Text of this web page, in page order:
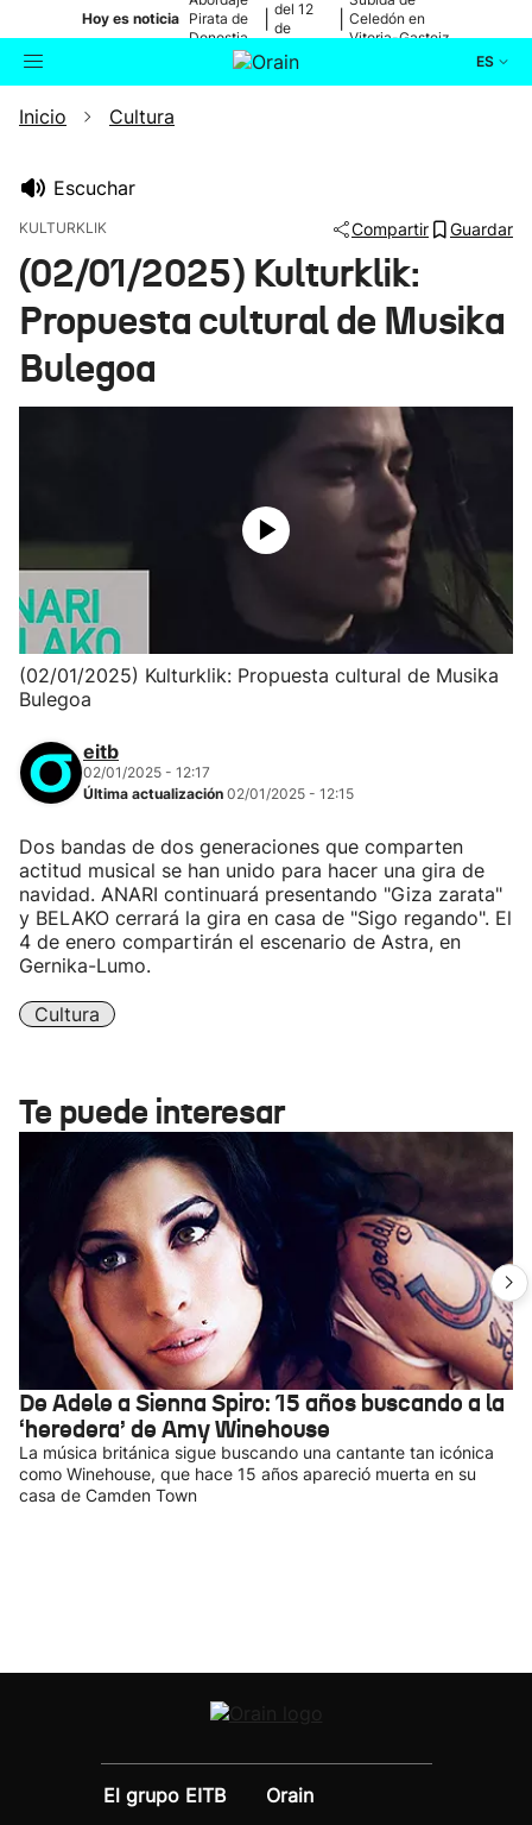
Hoy es noticia Pirata de
Donostia
del 12
de
Celedón en
Vitoria-Gasteiz
ES
Buscador
Ikusmiran
Inicio Cultura
Escuchar
KULTURKLIK Compartir Guardar
(02/01/2025) Kulturklik:
Propuesta cultural de Musika
Bulegoa
(02/01/2025) Kulturklik: Propuesta cultural de Musika
Bulegoa
eitb
02/01/2025 - 12:17
Última actualización 02/01/2025 - 12:15
Dos bandas de dos generaciones que comparten
actitud musical se han unido para hacer una gira de
navidad. ANARI continuará presentando "Giza zarata"
y BELAKO cerrará la gira en casa de "Sigo regando". El
4 de enero compartirán el escenario de Astra, en
Gernika-Lumo.
Cultura
Te puede interesar
De Adele a Sienna Spiro: 15 años buscando a la
‘heredera’ de Amy Winehouse
La música británica sigue buscando una cantante tan icónica
como Winehouse, que hace 15 años apareció muerta en su
casa de Camden Town
El grupo EITB
Orain